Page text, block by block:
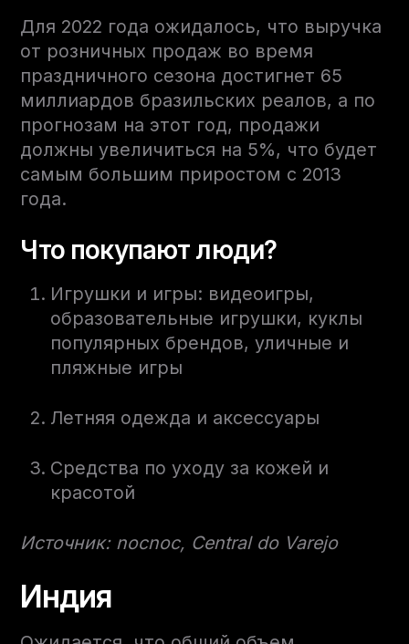
Для 2022 года ожидалось, что выручка
от розничных продаж во время
праздничного сезона достигнет 65
миллиардов бразильских реалов, а по
прогнозам на этот год, продажи
должны увеличиться на 5%, что будет
самым большим приростом с 2013
года.
Что покупают люди?
Игрушки и игры: видеоигры,
образовательные игрушки, куклы
популярных брендов, уличные и
пляжные игры
Летняя одежда и аксессуары
Средства по уходу за кожей и
красотой
Источник: nocnoc, Central do Varejo
Индия